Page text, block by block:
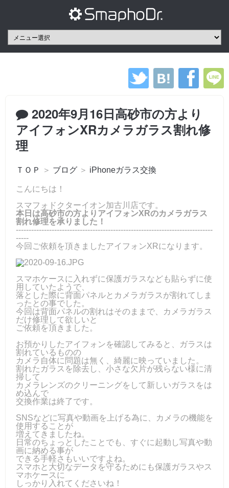
2020年9月16日高砂市の方より
アイフォンXRカメラガラス割れ修
理
ＴＯＰ ＞ ブログ ＞ iPhoneガラス交換
こんにちは！
スマフォドクターイオン加古川店です。
本日は高砂市の方よりアイフォンXRのカメラガラス
割れ修理を承りました！
-----------------------------------------------------------------------------
-----
今回ご依頼を頂きましたアイフォンXRになります。
スマホケースに入れずに保護ガラスなども貼らずに使
用していたようで、
落とした際に背面パネルとカメラガラスが割れてしま
ったとの事でした。
今回は背面パネルの割れはそのままで、カメラガラス
だけ修理して欲しいと
ご依頼を頂きました。
お預かりしたアイフォンを確認してみると、ガラスは
割れているものの
カメラ自体に問題は無く、綺麗に映っていました。
割れたガラスを除去し、小さな欠片が残らない様に清
掃して
カメラレンズのクリーニングをして新しいガラスをは
め込んで
交換作業は終了です。
SNSなどに写真や動画を上げる為に、カメラの機能を
使用することが
増えてきましたね。
日常のちょっとしたことでも、すぐに起動し写真や動
画に納める事が
できる手軽さもいいですよね。
スマホと大切なデータを守るためにも保護ガラスやス
マホケースに
しっかり入れてくださいね！